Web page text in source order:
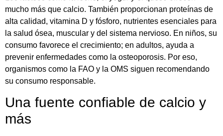
mucho más que calcio. También proporcionan proteínas de
alta calidad, vitamina D y fósforo, nutrientes esenciales para
la salud ósea, muscular y del sistema nervioso. En niños, su
consumo favorece el crecimiento; en adultos, ayuda a
prevenir enfermedades como la osteoporosis. Por eso,
organismos como la FAO y la OMS siguen recomendando
su consumo responsable.
Una fuente confiable de calcio y
más